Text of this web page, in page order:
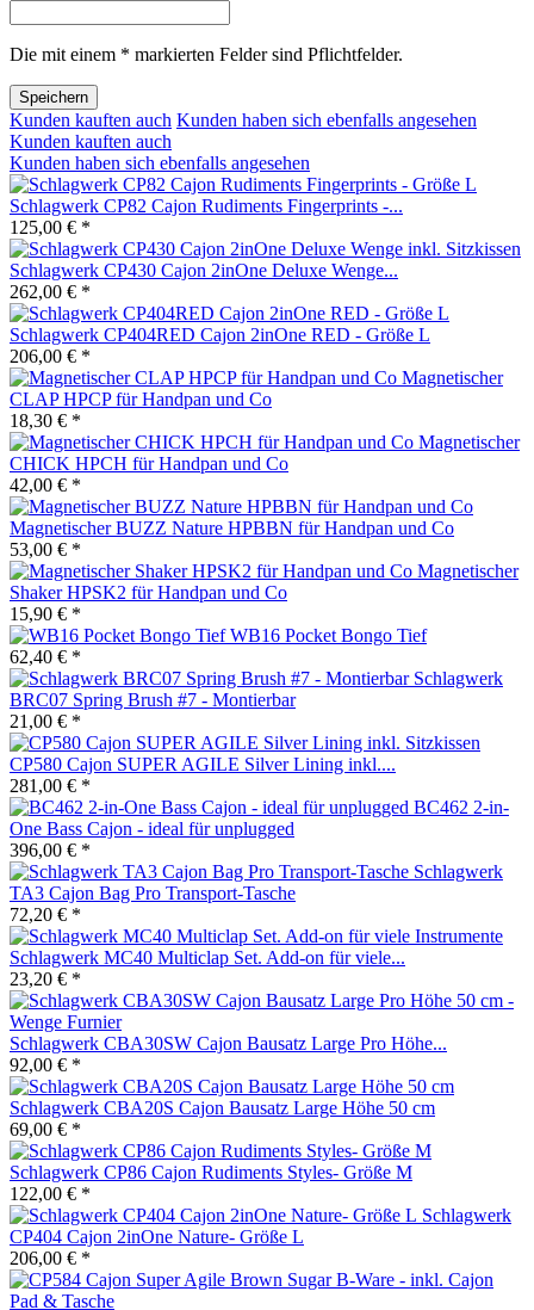
Die mit einem * markierten Felder sind Pflichtfelder.
Speichern
Kunden kauften auch Kunden haben sich ebenfalls angesehen
Kunden kauften auch
Kunden haben sich ebenfalls angesehen
Schlagwerk CP82 Cajon Rudiments Fingerprints -...
125,00 € *
Schlagwerk CP430 Cajon 2inOne Deluxe Wenge...
262,00 € *
Schlagwerk CP404RED Cajon 2inOne RED - Größe L
206,00 € *
Magnetischer
CLAP HPCP für Handpan und Co
18,30 € *
Magnetischer
CHICK HPCH für Handpan und Co
42,00 € *
Magnetischer BUZZ Nature HPBBN für Handpan und Co
53,00 € *
Magnetischer
Shaker HPSK2 für Handpan und Co
15,90 € *
WB16 Pocket Bongo Tief
62,40 € *
Schlagwerk
BRC07 Spring Brush #7 - Montierbar
21,00 € *
CP580 Cajon SUPER AGILE Silver Lining inkl....
281,00 € *
BC462 2-in-
One Bass Cajon - ideal für unplugged
396,00 € *
Schlagwerk
TA3 Cajon Bag Pro Transport-Tasche
72,20 € *
Schlagwerk MC40 Multiclap Set. Add-on für viele...
23,20 € *
Schlagwerk CBA30SW Cajon Bausatz Large Pro Höhe...
92,00 € *
Schlagwerk CBA20S Cajon Bausatz Large Höhe 50 cm
69,00 € *
Schlagwerk CP86 Cajon Rudiments Styles- Größe M
122,00 € *
Schlagwerk
CP404 Cajon 2inOne Nature- Größe L
206,00 € *